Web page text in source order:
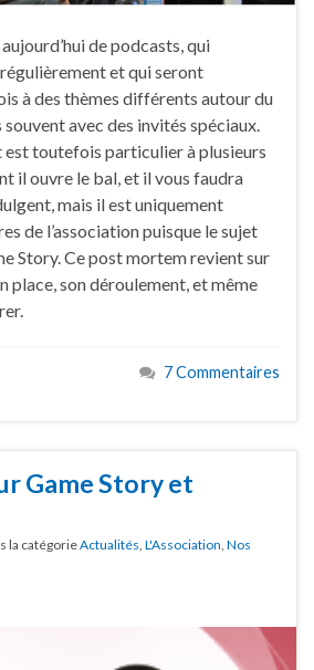
de podcasts, qui
et qui seront
à des thèmes différents autour du
avec des invités spéciaux.
toutefois particulier à plusieurs
il ouvre le bal, et il vous faudra
mais il est uniquement
de l’association puisque le sujet
Story. Ce post mortem revient sur
place, son déroulement, et même
7 Commentaires
Game Story et
la catégorieActualités, L'Association, Nos